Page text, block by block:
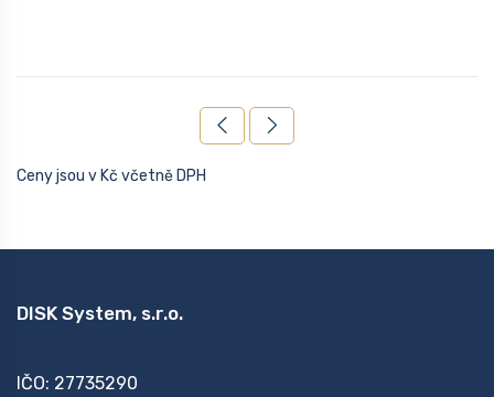
Ceny jsou v Kč včetně DPH
DISK System, s.r.o.
IČO: 27735290